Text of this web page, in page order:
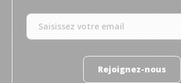
Rejoignez-nous